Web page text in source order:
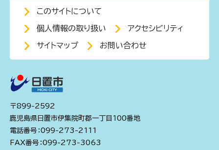
このサイトについて
個人情報の取り扱い アクセシビリティ
サイトマップ お問い合わせ
〒899-2592
鹿児島県日置市伊集院町郡一丁目100番地
電話番号：099-273-2111
FAX番号：099-273-3063